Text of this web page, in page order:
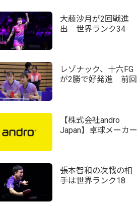
大藤沙月が2回戦進
出 世界ランク34
ャンピオンズ横浜
2026＞
レゾナック、十六FG
が2勝で好発進 前回
手権大会＞
【株式会社andro
Japan】卓球メーカー
開始！
張本智和の次戦の相
手は世界ランク18